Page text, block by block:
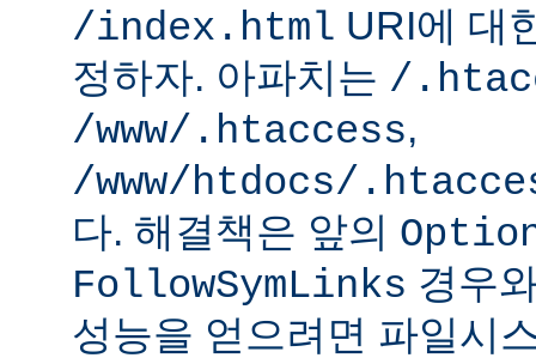
/index.html URI에 대
정하자. 아파치는 /
/www/.htaccess,
/www/htdocs/
다. 해결책은 앞의
FollowSymLinks 경우
성능을 얻으려면 파일시